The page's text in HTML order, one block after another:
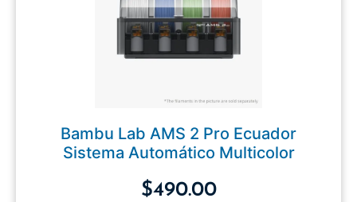
Bambu Lab AMS 2 Pro Ecuador
Sistema Automático Multicolor
$490.00